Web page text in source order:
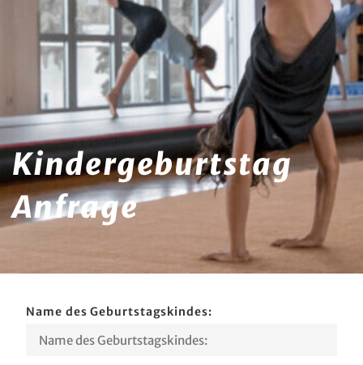
Kindergeburtstag
Anfrage
Name des Geburtstagskindes: